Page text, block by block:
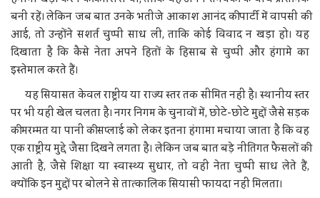
बनी रहें। लेकिन जब बात उनके भतीजे आकाश आनंद की पार्टी में वापसी की
आई, तो उन्होंने सशर्त चुप्पी साध ली, ताकि कोई विवाद न खड़ा हो। यह
दिखाता है कि कैसे नेता अपने हितों के हिसाब से चुप्पी और हंगामे का
इस्तेमाल करते हैं।
यह सियासत केवल राष्ट्रीय या राज्य स्तर तक सीमित नहीं है। स्थानीय स्तर
पर भी यही खेल चलता है। नगर निगम के चुनावों में, छोटे-छोटे मुद्दों जैसे सड़क
की मरम्मत या पानी की सप्लाई को लेकर इतना हंगामा मचाया जाता है कि वह
एक राष्ट्रीय मुद्दे जैसा दिखने लगता है। लेकिन जब बात बड़े नीतिगत फैसलों की
आती है, जैसे शिक्षा या स्वास्थ्य सुधार, तो वही नेता चुप्पी साध लेते हैं,
क्योंकि इन मुद्दों पर बोलने से तात्कालिक सियासी फायदा नहीं मिलता।